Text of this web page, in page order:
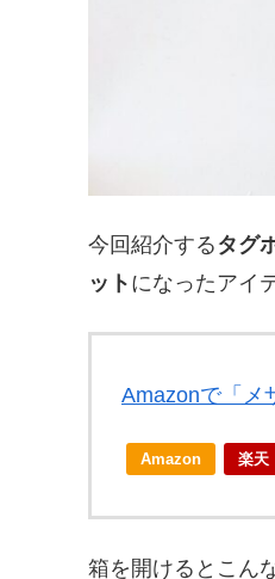
今回紹介する タグ
ット になったアイ
Amazonで「メ
Amazon 楽天
箱を開けるとこん